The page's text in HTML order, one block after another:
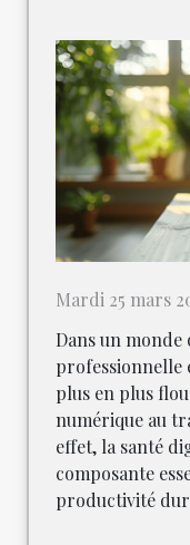
Mardi 25 mars
Dans un
professionnelle
plus en plus
numérique au
effet, la santé
composante
productivité